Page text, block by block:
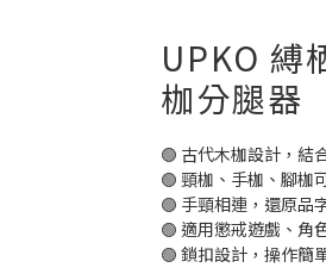
UPKO 縛
枷分腿器
🟢 古代木枷設計，結
🟢 頸枷、手枷、腳枷
🟢 手頸相連，還原品
🟢 適用懲戒遊戲、角
🟢 鎖扣設計，操作簡